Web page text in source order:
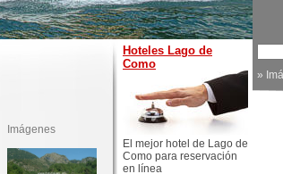
Imágenes
Hoteles Lago de
Como
El mejor hotel de Lago de
Como para reservación
en línea
»